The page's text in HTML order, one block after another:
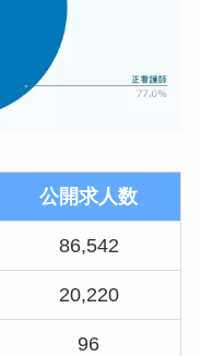
公開求人数
86,542
20,220
96